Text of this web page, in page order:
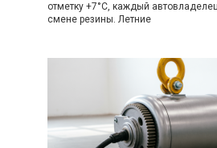
отметку +7°C, каждый
смене резины. Летние